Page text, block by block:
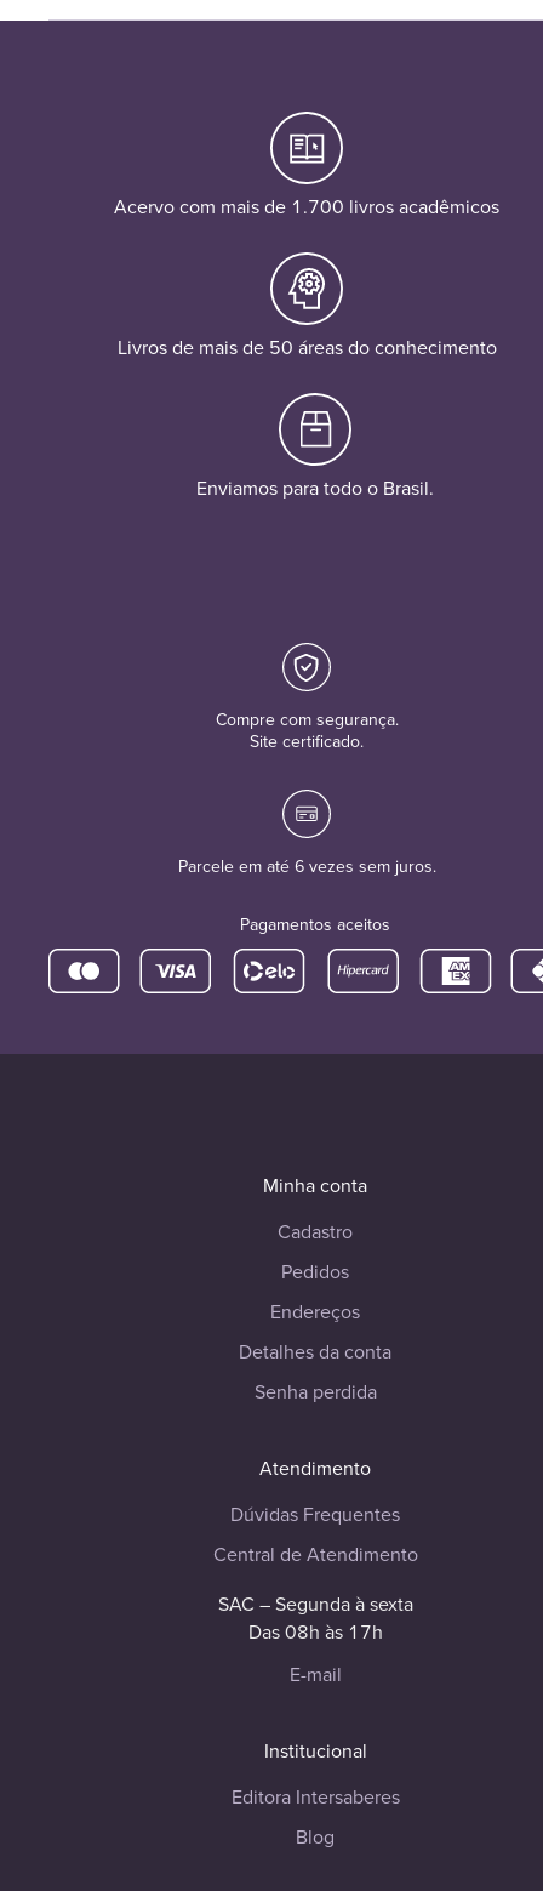
Acervo com mais de 1.700 livros acadêmicos
Livros de mais de 50 áreas do conhecimento
Enviamos para todo o Brasil.
Compre com segurança.
Site certificado.
Parcele em até 6 vezes sem juros.
Pagamentos aceitos
Minha conta
Cadastro
Pedidos
Endereços
Detalhes da conta
Senha perdida
Atendimento
Dúvidas Frequentes
Central de Atendimento
SAC – Segunda à sexta
Das 08h às 17h
E-mail
Institucional
Editora Intersaberes
Blog